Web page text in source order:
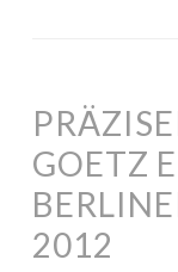
GOETZ
2012